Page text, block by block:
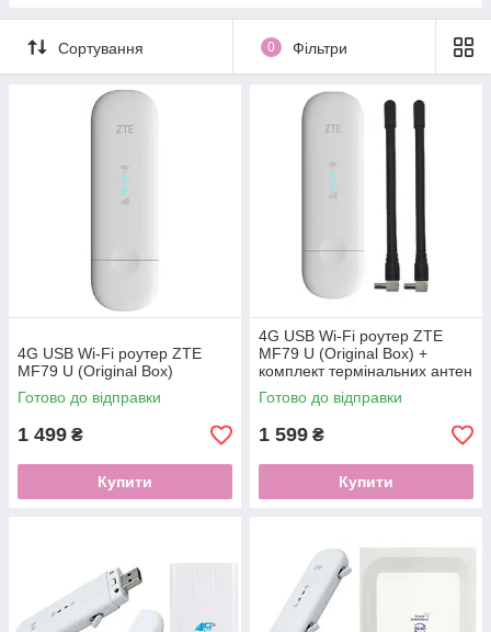
Сортування 0 Фільтри
4G USB Wi-Fi роутер ZTE
MF79 U (Original Box)
Готово до відправки
1 499 ₴
Купити
4G USB Wi-Fi роутер ZTE
MF79 U (Original Box) +
комплект термінальних антен
3 dBi
Готово до відправки
1 599 ₴
Купити